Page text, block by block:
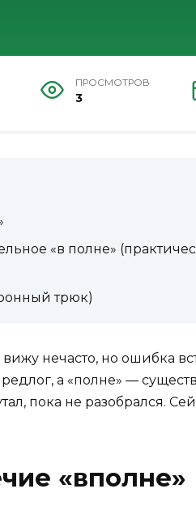
ПРОСМОТРОВ
3
«в полне»
трюк)
нечасто, но ошибка
а «полне» —
пока не разобрался.
«вполне»